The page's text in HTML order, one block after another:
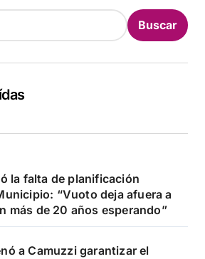
Buscar
la falta de planificación
“Vuoto deja afuera a
más de 20 años esperando”
a Camuzzi garantizar el